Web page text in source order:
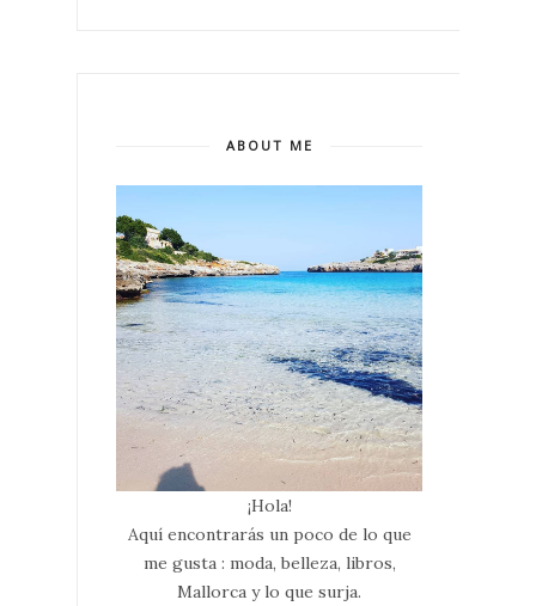
ABOUT ME
¡Hola!
Aquí encontrarás un poco de lo que
me gusta : moda, belleza, libros,
Mallorca y lo que surja.